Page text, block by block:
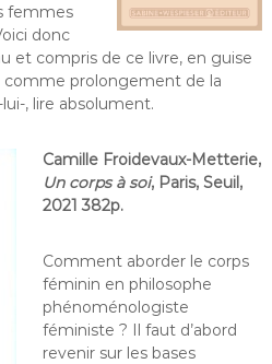
femmes
donc
et compris de ce livre, en guise
prolongement de la
, lire absolument.
Camille Froidevaux-Metterie,
Un corps à soi, Paris, Seuil,
2021 382p.
Comment aborder le corps
féminin en philosophe
phénoménologiste
féministe ? Il faut d’abord
revenir sur les bases